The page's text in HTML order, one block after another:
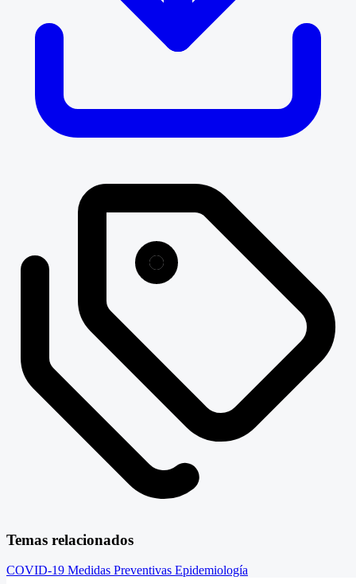
Temas relacionados
COVID-19 Medidas Preventivas Epidemiología